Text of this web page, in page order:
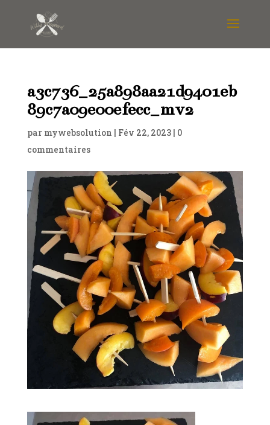
a3c736_25a898aa21d9401eb
89c7a09e00efecc_mv2
par mywebsolution | Fév 22, 2023| 0
commentaires